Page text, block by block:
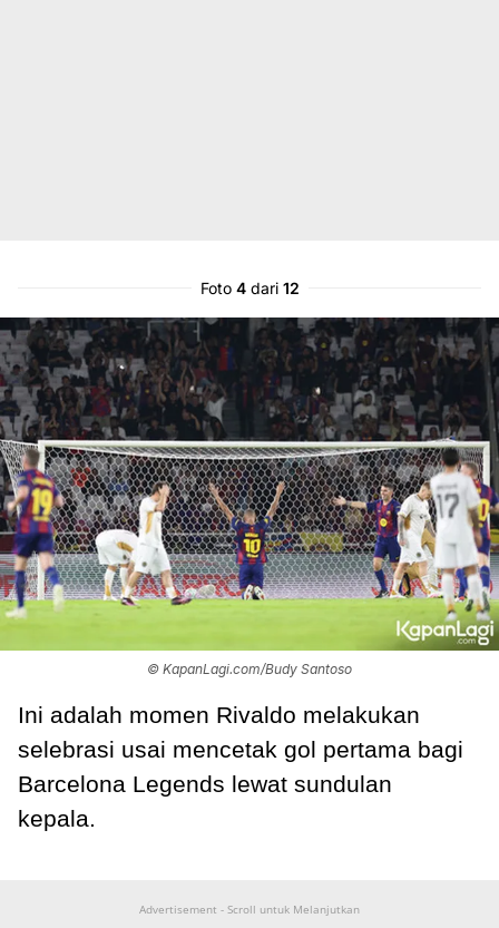
Foto 4dari 12
© KapanLagi.com/Budy Santoso
Ini adalah momen Rivaldo melakukan
selebrasi usai mencetak gol pertama bagi
Barcelona Legends lewat sundulan
kepala.
Advertisement - Scroll untuk Melanjutkan